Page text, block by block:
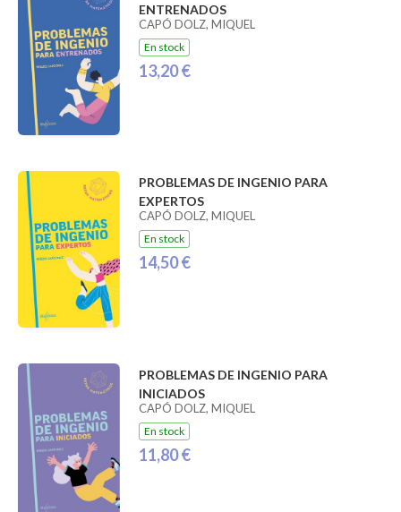
ENTRENADOS
CAPÓ DOLZ, MIQUEL
En stock
13,20 €
PROBLEMAS DE INGENIO PARA
EXPERTOS
CAPÓ DOLZ, MIQUEL
En stock
14,50 €
PROBLEMAS DE INGENIO PARA
INICIADOS
CAPÓ DOLZ, MIQUEL
En stock
11,80 €